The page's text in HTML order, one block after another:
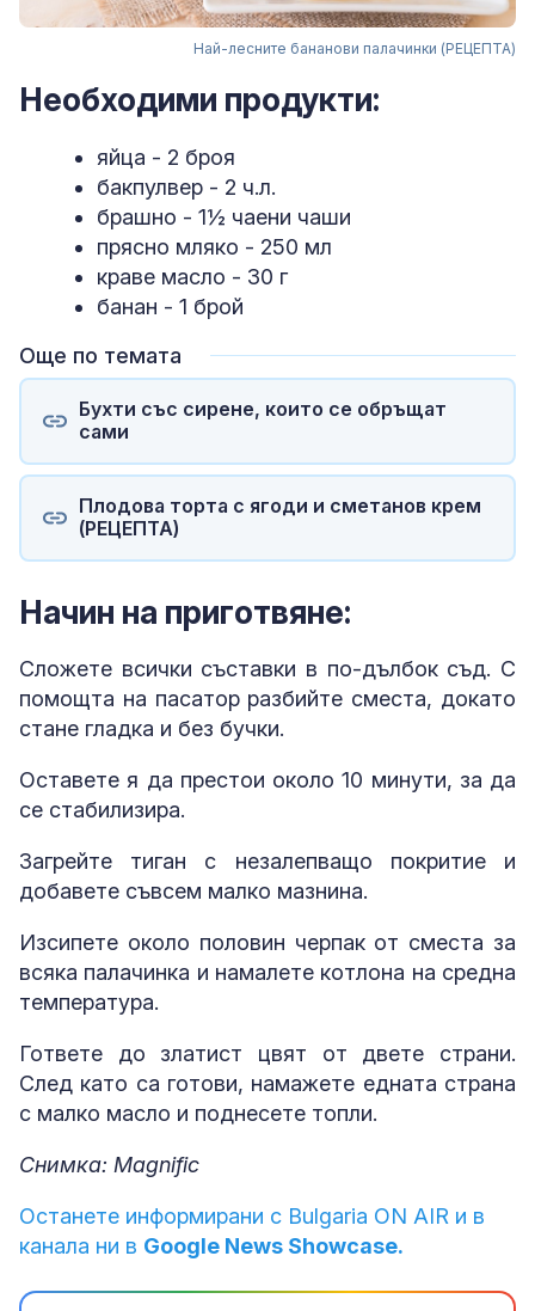
Най-лесните бананови палачинки (РЕЦЕПТА)
Необходими продукти:
яйца - 2 броя
бакпулвер - 2 ч.л.
брашно - 1½ чаени чаши
прясно мляко - 250 мл
краве масло - 30 г
банан - 1 брой
Още по темата
Бухти със сирене, които се обръщат
сами
Плодова торта с ягоди и сметанов крем
(РЕЦЕПТА)
Начин на приготвяне:
Сложете всички съставки в по-дълбок съд. С
помощта на пасатор разбийте сместа, докато
стане гладка и без бучки.
Оставете я да престои около 10 минути, за да
се стабилизира.
Загрейте тиган с незалепващо покритие и
добавете съвсем малко мазнина.
Изсипете около половин черпак от сместа за
всяка палачинка и намалете котлона на средна
температура.
Гответе до златист цвят от двете страни.
След като са готови, намажете едната страна
с малко масло и поднесете топли.
Снимка: Magnific
Останете информирани с Bulgaria ON AIR и в
канала ни в Google News Showcase.